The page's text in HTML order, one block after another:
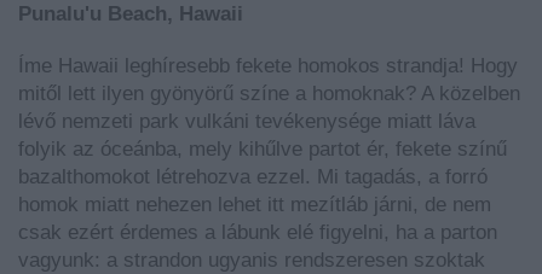
Punalu'u Beach, Hawaii
Íme Hawaii leghíresebb fekete homokos strandja! Hogy
mitől lett ilyen gyönyörű színe a homoknak? A közelben
lévő nemzeti park vulkáni tevékenysége miatt láva
folyik az óceánba, mely kihűlve partot ér, fekete színű
bazalthomokot létrehozva ezzel. Mi tagadás, a forró
homok miatt nehezen lehet itt mezítláb járni, de nem
csak ezért érdemes a lábunk elé figyelni, ha a parton
vagyunk: a strandon ugyanis rendszeresen szoktak